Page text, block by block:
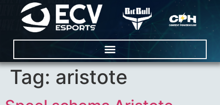
Tag: aristote